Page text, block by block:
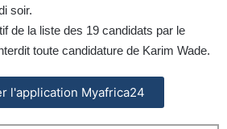
soir.
de la liste des 19 candidats par le
toute candidature de Karim Wade.
l'application Myafrica24